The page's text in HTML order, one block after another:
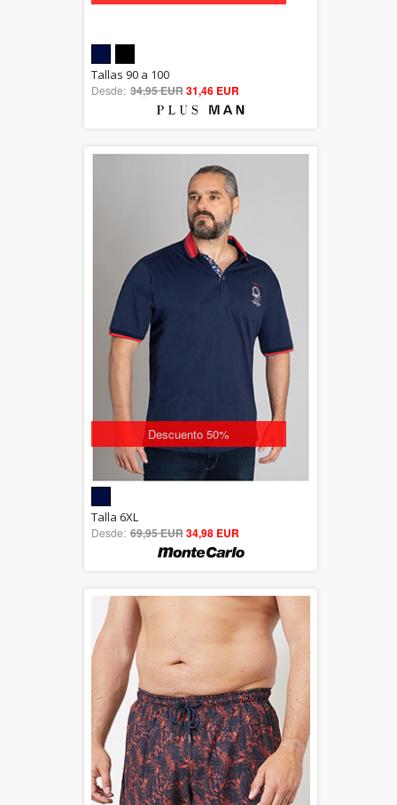
5.00
out of 5
Tallas 90 a 100
Desde: 34,95 EUR31,46 EUR
Descuento 50%
out of 5
Talla 6XL
Desde: 69,95 EUR34,98 EUR